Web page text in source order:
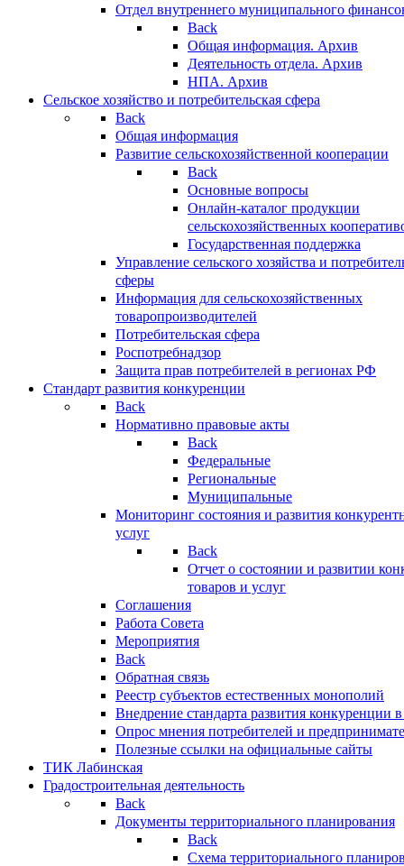
Отдел внутреннего муниципального
Back
Общая информация. Архив
Деятельность отдела. Архив
НПА. Архив
Сельское хозяйство и потребительская сфера
Back
Общая информация
Развитие сельскохозяйственной кооперации
Back
Основные вопросы
Онлайн-каталог продукции
сельскохозяйственных
Государственная поддержка
Управление сельского хозяйства и
сферы
Информация для сельскохозяйственных
товаропроизводителей
Потребительская сфера
Роспотребнадзор
Защита прав потребителей в регионах РФ
Стандарт развития конкуренции
Back
Нормативно правовые акты
Back
Федеральные
Региональные
Муниципальные
Мониторинг состояния и развития
услуг
Back
Отчет о состоянии и развитии
товаров и услуг
Соглашения
Работа Совета
Мероприятия
Back
Обратная связь
Реестр субъектов естественных монополий
Внедрение стандарта развития конкуренции
Опрос мнения потребителей и
Полезные ссылки на официальные сайты
ТИК Лабинская
Градостроительная деятельность
Back
Документы территориального планирования
Back
Схема территориального